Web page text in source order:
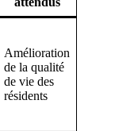
Amélioration
de la qualité
de vie des
résidents